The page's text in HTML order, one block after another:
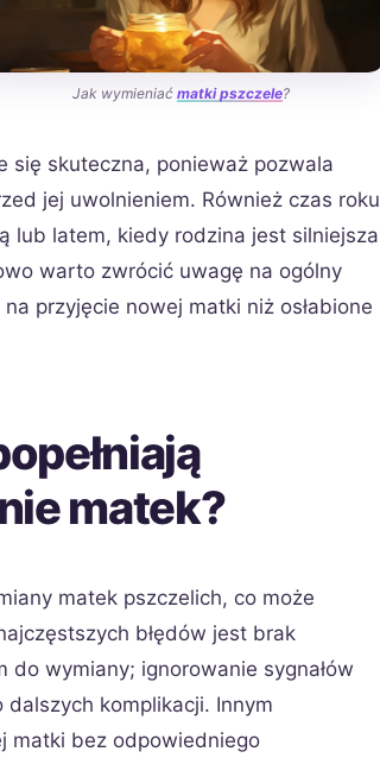
Jak wymieniać matki pszczele?
się skuteczna, ponieważ pozwala
jej uwolnieniem. Również czas roku
lub latem, kiedy rodzina jest silniejsza
warto zwrócić uwagę na ogólny
przyjęcie nowej matki niż osłabione
matek?
matek pszczelich, co może
błędów jest brak
wymiany; ignorowanie sygnałów
komplikacji. Innym
matki bez odpowiedniego